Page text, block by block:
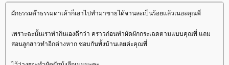
ผักธรรมด๊าธรรมดาเค้าก็เอาไปทำมาขายได้จานละเป็นร้อยแล้วเนอะคุณพี่
เพราะฉะนั้นเราทำกินเองดีกว่า คราวก่อนทำผัดผักกระเฉดตามแบบคุณพี่ แถม
สอนลูกสาวทำอีกต่างหาก ชอบกันทั้งบ้านเลยค่ะคุณพี่